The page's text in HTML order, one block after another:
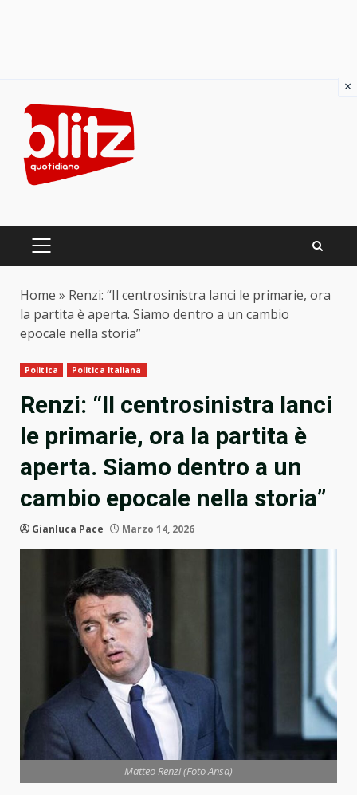
content
PRIMARY
Home » Renzi: “Il centrosinistra lanci le primarie, ora
la partita è aperta. Siamo dentro a un cambio
epocale nella storia”
Politica Politica Italiana
Renzi: “Il centrosinistra lanci
le primarie, ora la partita è
aperta. Siamo dentro a un
cambio epocale nella storia”
Gianluca Pace Marzo 14, 2026
Matteo Renzi (Foto Ansa)
×